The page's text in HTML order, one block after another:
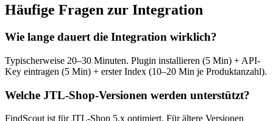
Häufige Fragen zur Integration
Wie lange dauert die Integration wirklich?
Typischerweise 20–30 Minuten. Plugin installieren (5 Min) + API-
Key eintragen (5 Min) + erster Index (10–20 Min je Produktanzahl).
Welche JTL-Shop-Versionen werden unterstützt?
FindScout ist für JTL-Shop 5.x optimiert. Für ältere Versionen